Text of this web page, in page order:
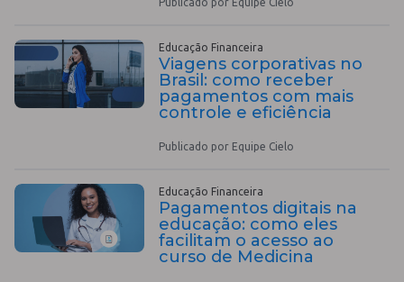
Educação Financeira
Viagens corporativas no
Brasil: como receber
pagamentos com mais
controle e eficiência
Publicado por Equipe Cielo
Educação Financeira
Pagamentos digitais na
educação: como eles
facilitam o acesso ao
curso de Medicina